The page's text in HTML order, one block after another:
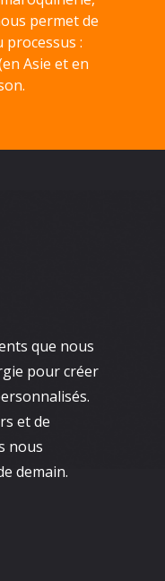
permet de
processus :
Asie et en
que nous
pour créer
et de
nous
demain.